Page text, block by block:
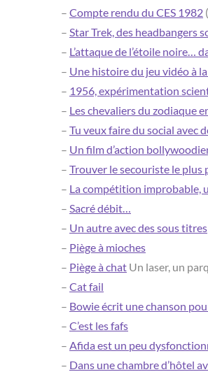
– Compte rendu du CES 1982
– Star Trek, des headbangers
– L’attaque de l’étoile noire…
– Une histoire du jeu vidéo à
– 1956, expérimentation
– Les chevaliers du zodiaque
– Tu veux faire du social avec
– Un film d’action
– Trouver le secouriste le plus
– La compétition improbable,
– Sacré débit…
– Un autre avec des sous titres
– Piège à mioches
– Piège à chat Un laser, un
– Cat fail
– Bowie écrit une chanson
– C’est les fafs
– Afida est un peu
– Dans une chambre d’hôtel